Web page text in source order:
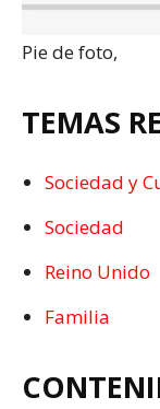
Pie de foto,
TEMAS
Sociedad y
Sociedad
Reino Unido
Familia